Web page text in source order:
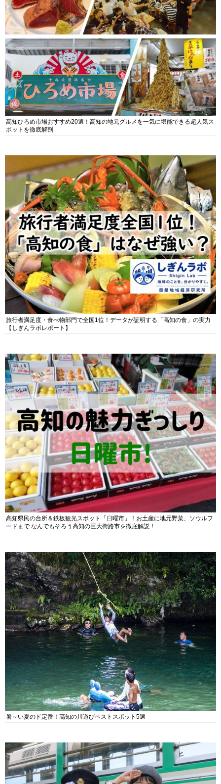
高知ひろめ市場おすすめ20選！高知の地元グルメを一気に堪能できる超人気ス
ポットを徹底解剖
旅行者満足度・食べ物部門で全国1位！データが証明する「高知の食」の実力
【しぎんラボレポート】
高知県民の台所＆鉄板観光スポット「日曜市」！お土産に地元野菜、ソウルフ
ードまで なんでもそろう高知の巨大街路市を徹底解説！
暑～い夏のド定番！高知の川遊びベストスポット5選